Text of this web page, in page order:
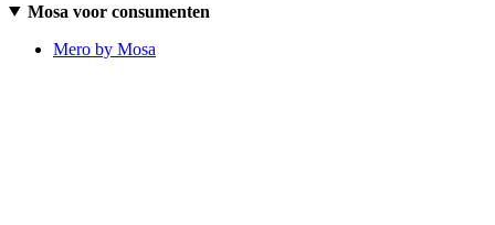
Mosa voor consumenten
Mero by Mosa